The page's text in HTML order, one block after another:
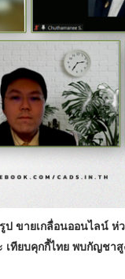
ขายเกลื่อนออนไลน์ ห่
ทียบคุกกี้ไทย พบกัญชาสู